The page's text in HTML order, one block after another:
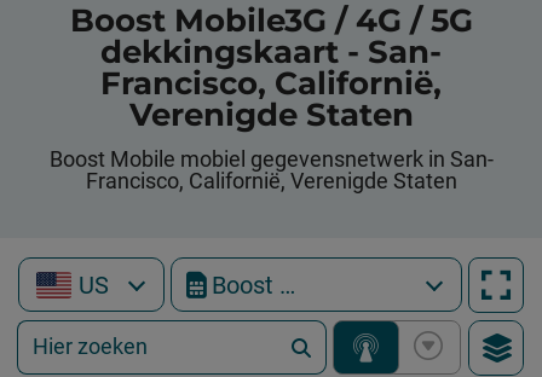
Boost Mobile3G / 4G / 5G
dekkingskaart - San-
Francisco, Californië,
Verenigde Staten
Boost Mobile mobiel gegevensnetwerk in San-
Francisco, Californië, Verenigde Staten
US Boost Mobile